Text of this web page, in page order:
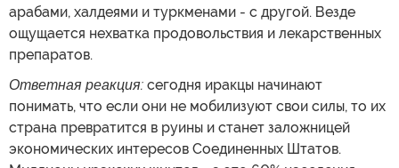
арабами, халдеями и туркменами - с другой. Везде
ощущается нехватка продовольствия и лекарственных
препаратов.
Ответная реакция: сегодня иракцы начинают
понимать, что если они не мобилизуют свои силы, то их
страна превратится в руины и станет заложницей
экономических интересов Соединенных Штатов.